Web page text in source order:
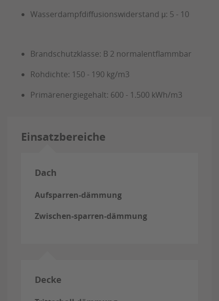
Wasserdampfdiffusionswiderstand μ: 5 - 10
Brandschutzklasse: B 2 normalentflammbar
Rohdichte: 150 - 190 kg/m3
Primärenergiegehalt: 600 - 1.500 kWh/m3
Einsatzbereiche
Dach
Aufsparren-dämmung
Zwischen-sparren-dämmung
Decke